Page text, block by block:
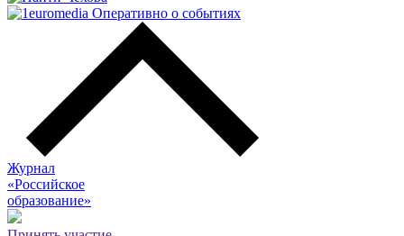
Журнал
«Российское
образование»